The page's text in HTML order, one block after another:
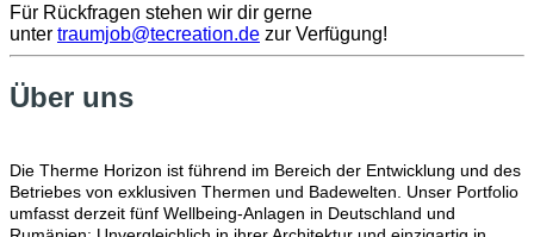
Für Rückfragen stehen wir dir gerne
unter traumjob@tecreation.de zur Verfügung!
Über uns
Die Therme Horizon ist führend im Bereich der Entwicklung und des
Betriebes von exklusiven Thermen und Badewelten. Unser Portfolio
umfasst derzeit fünf Wellbeing-Anlagen in Deutschland und